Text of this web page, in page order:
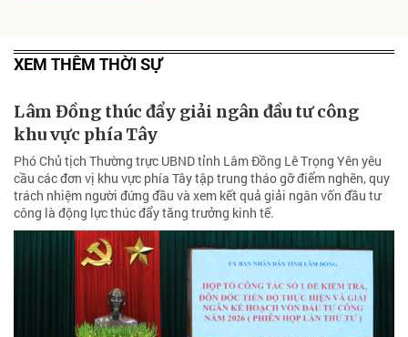
XEM THÊM THỜI SỰ
Lâm Đồng thúc đẩy giải ngân đầu tư công
khu vực phía Tây
Phó Chủ tịch Thường trực UBND tỉnh Lâm Đồng Lê Trọng Yên yêu
cầu các đơn vị khu vực phía Tây tập trung tháo gỡ điểm nghẽn, quy
trách nhiệm người đứng đầu và xem kết quả giải ngân vốn đầu tư
công là động lực thúc đẩy tăng trưởng kinh tế.